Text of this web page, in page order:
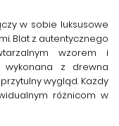
w sobie luksusowe
Blat z autentycznego
wzorem i
wykonana z drewna
wygląd. Każdy
różnicom w